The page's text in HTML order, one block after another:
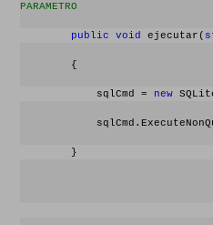
PARAMETRO
public void ejecutar(
        {
            sqlCmd =
new
        }